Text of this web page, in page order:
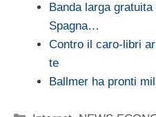
Banda larga
Spagna…
Contro il caro-libri
te
Ballmer ha pronti